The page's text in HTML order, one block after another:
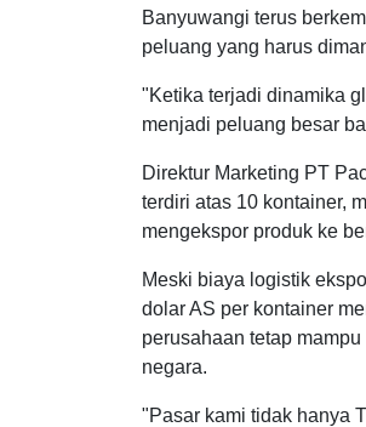
Banyuwangi terus
peluang yang harus
"Ketika terjadi dinamika
menjadi peluang besar
Direktur Marketing PT
terdiri atas 10 kontainer,
mengekspor produk ke
Meski biaya logistik
dolar AS per kontainer
perusahaan tetap
negara.
"Pasar kami tidak hanya